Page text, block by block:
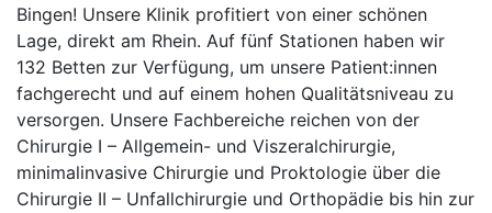
Bingen! Unsere Klinik profitiert von einer schönen
Lage, direkt am Rhein. Auf fünf Stationen haben wir
132 Betten zur Verfügung, um unsere Patient:innen
fachgerecht und auf einem hohen Qualitätsniveau zu
versorgen. Unsere Fachbereiche reichen von der
Chirurgie I – Allgemein- und Viszeralchirurgie,
minimalinvasive Chirurgie und Proktologie über die
Chirurgie II – Unfallchirurgie und Orthopädie bis hin zur